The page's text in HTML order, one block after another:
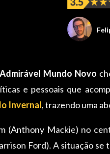
Mundo Novo
e pessoais que
Invernal, trazendo uma
(Anthony Mackie) no
Ford). A situação se